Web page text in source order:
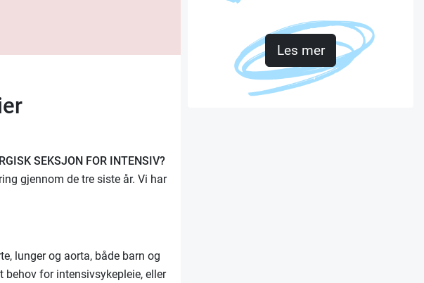
SEKSJON FOR INTENSIV?
gjennom de tre siste år. Vi har
lunger og aorta, både barn og
for intensivsykepleie, eller
Les mer